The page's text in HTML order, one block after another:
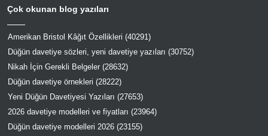
Çok okunan blog yazıları
Amerikan Bristol Kâğıt Özellikleri (40291)
Düğün davetiye sözleri, yeni davetiye yazıları (30752)
Nikah İçin Gerekli Belgeler (28632)
Düğün davetiye örnekleri (28222)
Yeni Düğün Davetiyesi Yazıları (27653)
2026 davetiye modelleri ve fiyatları (23964)
Düğün davetiye modelleri 2026 (23155)